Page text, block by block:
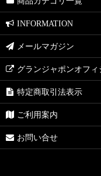
INFORMATION
メールマガジン
グランジャポンオフィ
特定商取引法表示
ご利用案内
お問い合せ